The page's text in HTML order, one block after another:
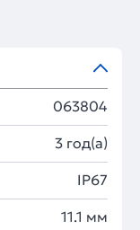
063804
3 год(а)
IP67
11.1 мм